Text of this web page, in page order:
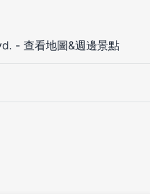
- 查看地圖&週邊景點